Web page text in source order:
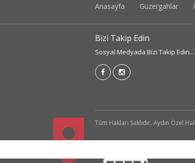
Anasayfa Güzergahlar
Bizi Takip Edin
Sosyal Medyada Bizi Takip Edin...
Tüm Hakları Saklıdır. Aydın Özel